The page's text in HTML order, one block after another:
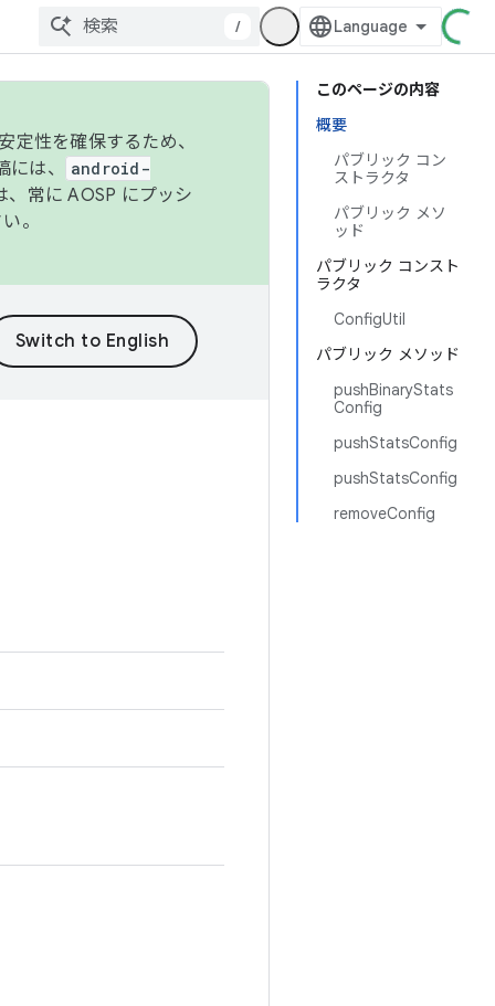
/
このページの内容
概要
パブリック コン
ストラクタ
パブリック メソ
ッド
パブリック コンスト
ラクタ
ConfigUtil
パブリック メソッド
pushBinaryStats
Config
pushStatsConfig
pushStatsConfig
removeConfig
性を確保するため、
は、
android-
常に AOSP にプッシ
。